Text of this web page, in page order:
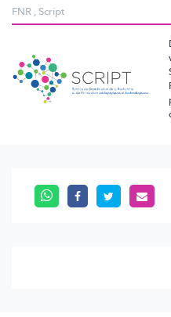
FNR , Script